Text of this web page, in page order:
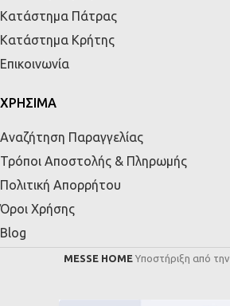
Κατάστημα Πάτρας
Κατάστημα Κρήτης
Επικοινωνία
ΧΡΗΣΙΜΑ
Αναζήτηση Παραγγελίας
Τρόποι Αποστολής & Πληρωμής
Πολιτική Απορρήτου
Όροι Χρήσης
Blog
MESSE HOME Υποστήριξη από την